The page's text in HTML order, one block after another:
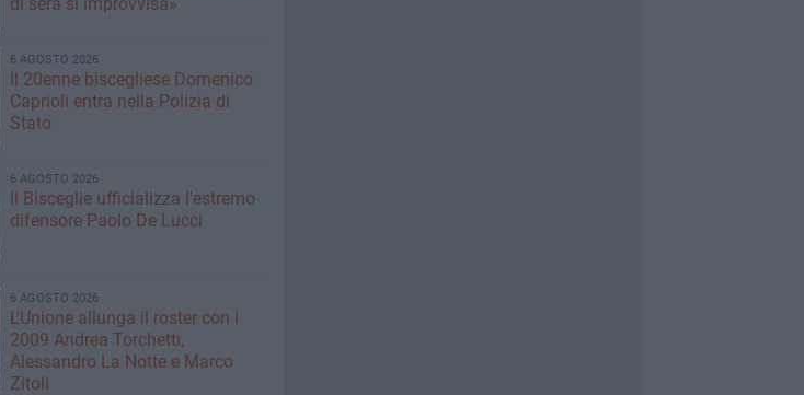
6 AGOSTO 2026
Il 20enne biscegliese Domenico
Caprioli entra nella Polizia di
Stato
6 AGOSTO 2026
Il Bisceglie ufficializza l'estremo
difensore Paolo De Lucci
6 AGOSTO 2026
L'Unione allunga il roster con i
2009 Andrea Torchetti,
Alessandro La Notte e Marco
Zitoli